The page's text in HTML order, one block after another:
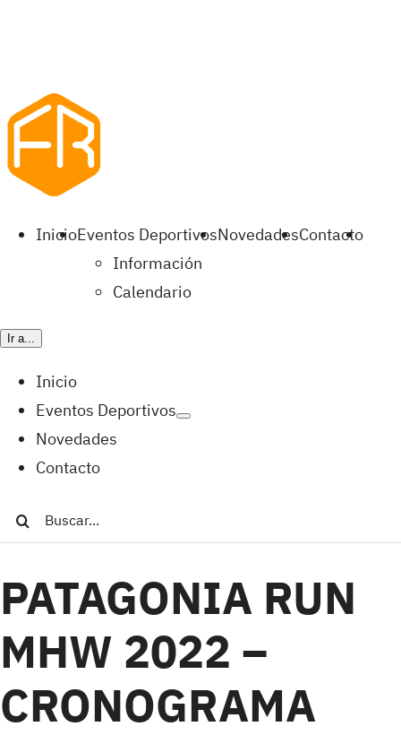
InicioEventos Deportivos
Información
Calendario
NovedadesContacto
Ir a...
Inicio
Eventos Deportivos
Novedades
Contacto
Buscar:
PATAGONIA RUN
MHW 2022 –
CRONOGRAMA